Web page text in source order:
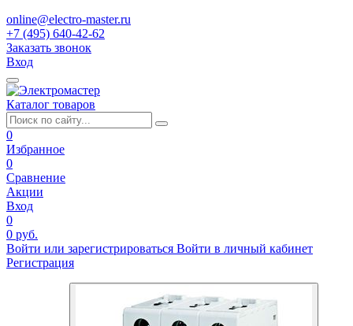
online@electro-master.ru
+7 (495) 640-42-62
Заказать звонок
Вход
Каталог товаров
0
Избранное
0
Сравнение
Акции
Вход
0
0 руб.
Войти или зарегистрироваться Войти в личный кабинет
Регистрация